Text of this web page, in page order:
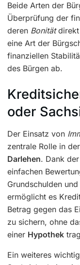
Beide Arten der
Überprüfung der
deren Bonitätdirekt
eine Art der
finanziellen
des Bürgen ab.
oder
Der Einsatz von
zentrale Rolle in
Darlehen. Dank
einfachen
Grundschulden
ermöglicht es
Betrag gegen das
zu sichern, ohne
einer Hypothek
Ein weiteres